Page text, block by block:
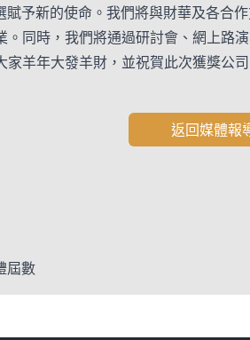
予新的使命。我們將與財華及各合
同時，我們將通過研討會、網上路
羊年大發羊財，並祝賀此次獲獎公司
返回媒體報
屆數